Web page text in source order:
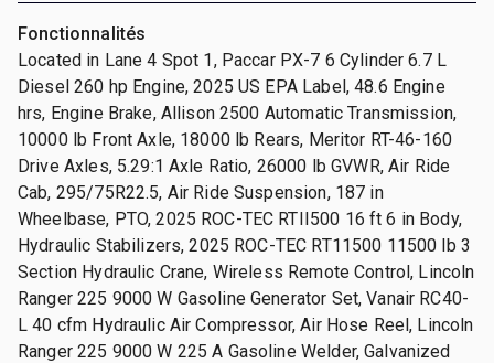
Fonctionnalités
Located in Lane 4 Spot 1, Paccar PX-7 6 Cylinder 6.7 L
Diesel 260 hp Engine, 2025 US EPA Label, 48.6 Engine
hrs, Engine Brake, Allison 2500 Automatic Transmission,
10000 lb Front Axle, 18000 lb Rears, Meritor RT-46-160
Drive Axles, 5.29:1 Axle Ratio, 26000 lb GVWR, Air Ride
Cab, 295/75R22.5, Air Ride Suspension, 187 in
Wheelbase, PTO, 2025 ROC-TEC RTII500 16 ft 6 in Body,
Hydraulic Stabilizers, 2025 ROC-TEC RT11500 11500 lb 3
Section Hydraulic Crane, Wireless Remote Control, Lincoln
Ranger 225 9000 W Gasoline Generator Set, Vanair RC40-
L 40 cfm Hydraulic Air Compressor, Air Hose Reel, Lincoln
Ranger 225 9000 W 225 A Gasoline Welder, Galvanized